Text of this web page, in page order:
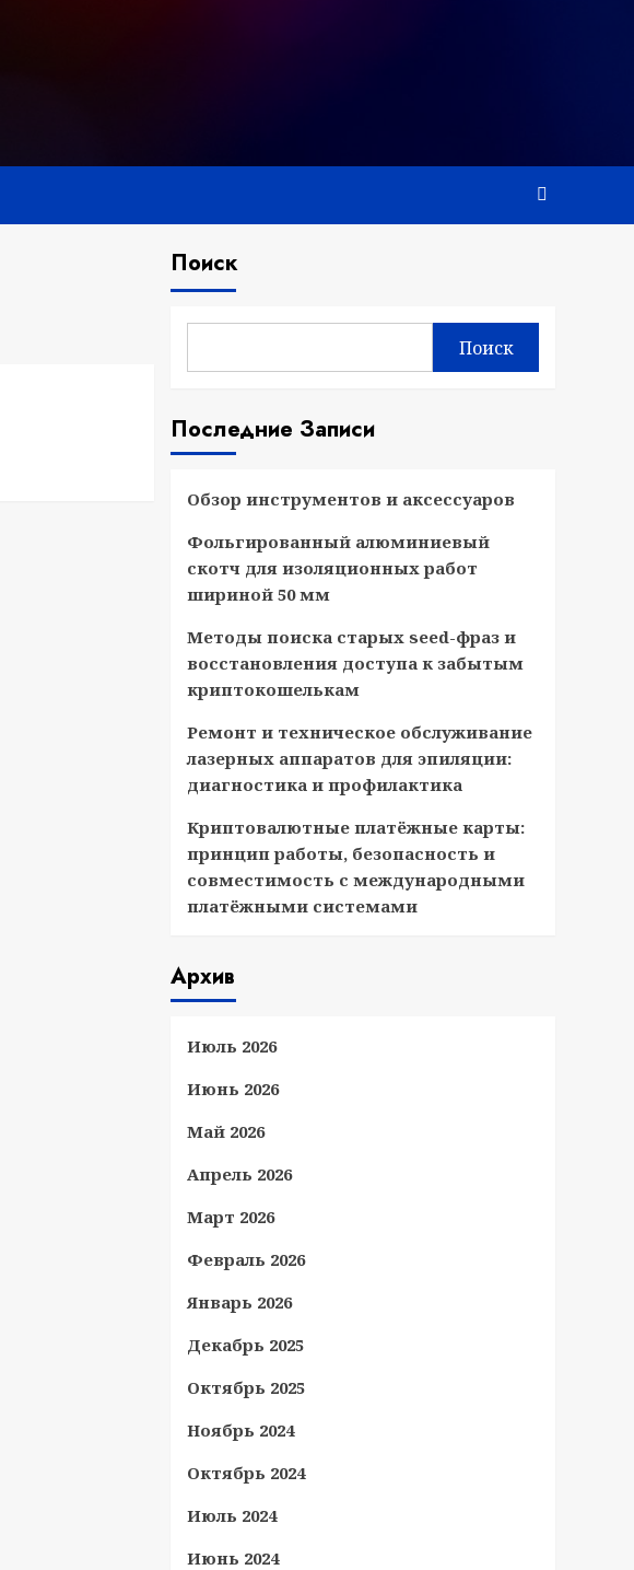
Поиск
Поиск
Последние Записи
Обзор инструментов и аксессуаров
Фольгированный алюминиевый
скотч для изоляционных работ
шириной 50 мм
Методы поиска старых seed-фраз и
восстановления доступа к забытым
криптокошелькам
Ремонт и техническое обслуживание
лазерных аппаратов для эпиляции:
диагностика и профилактика
Криптовалютные платёжные карты:
принцип работы, безопасность и
совместимость с международными
платёжными системами
Архив
Июль 2026
Июнь 2026
Май 2026
Апрель 2026
Март 2026
Февраль 2026
Январь 2026
Декабрь 2025
Октябрь 2025
Ноябрь 2024
Октябрь 2024
Июль 2024
Июнь 2024